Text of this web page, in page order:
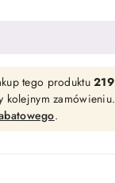
tego produktu219
kolejnym zamówieniu.
.